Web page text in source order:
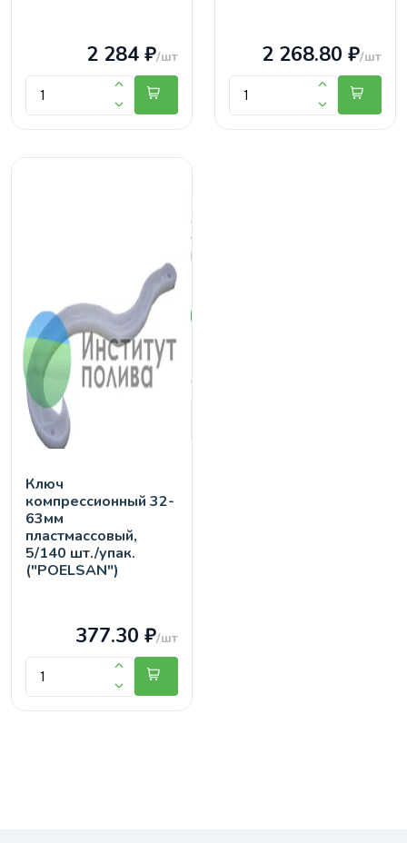
2 284 ₽/шт 2 268.80 ₽/шт
Ключ
компрессионный 32-
63мм
пластмассовый,
5/140 шт./упак.
("POELSAN")
377.30 ₽/шт